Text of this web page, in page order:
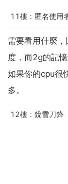
11樓：匿名使用
需要看用什麼
度，而2g的記
如果你的cpu很
多。
12樓：銳雪刀鋒